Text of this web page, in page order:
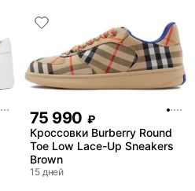
75 990 ₽
Кроссовки Burberry Round
Toe Low Lace-Up Sneakers
Brown
15 дней